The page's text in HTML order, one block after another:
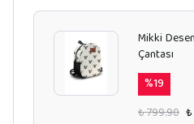
Mikki
Çantası
%19
₺ 799.90